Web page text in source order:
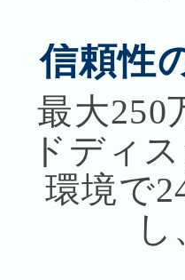
信頼性
最大250
ドディ
環境で